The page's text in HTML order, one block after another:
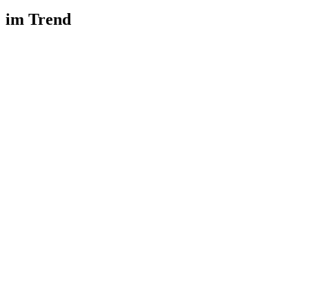
im Trend